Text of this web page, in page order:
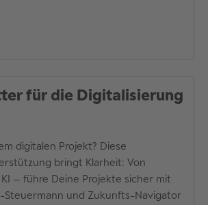
für die Digitalisierung
digitalen Projekt? Diese
bringt Klarheit: Von
– führe Deine Projekte sicher mit
Steuermann und Zukunfts-Navigator